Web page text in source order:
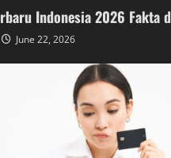
Indonesia 2026 Fakta
June 22, 2026